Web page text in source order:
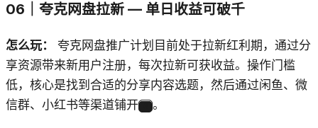
06｜夸克网盘拉新 — 单日收益可破千
怎么玩：
夸克网盘推广计划目前处于拉新红利期，通过分
享资源带来新用户注册，每次拉新可获收益。操作门槛
低，核心是找到合适的分享内容选题，然后通过闲鱼、微
信群、小红书等渠道铺开
。